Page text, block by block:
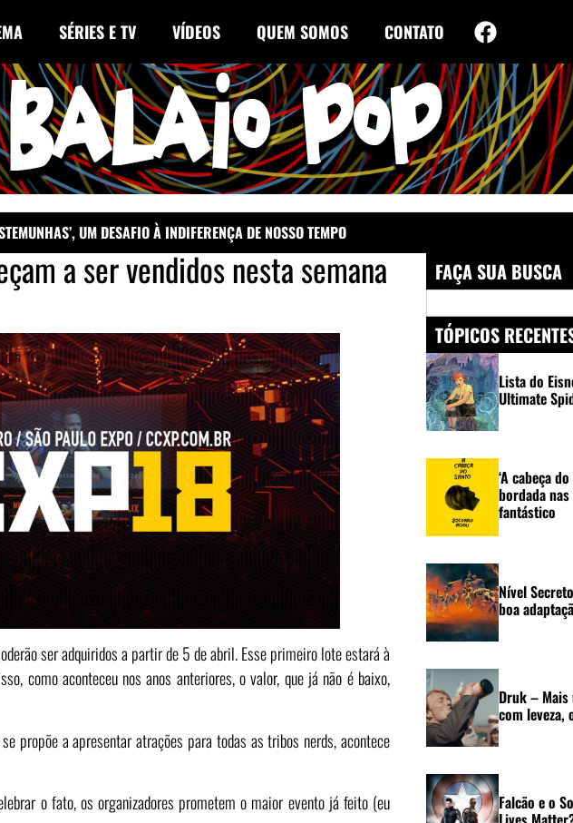
SÉRIES E TV VÍDEOS QUEM SOMOS CONTATO
UM DESAFIO À INDIFERENÇA DE NOSSO TEMPO
a ser vendidos nesta semana
ser adquiridos a partir de 5 de abril. Esse primeiro lote estará à
como aconteceu nos anos anteriores, o valor, que já não é baixo,
propõe a apresentar atrações para todas as tribos nerds, acontece
o fato, os organizadores prometem o maior evento já feito (eu
FAÇA SUA BUSCA
TÓPICOS
Lista do
Ultimate
‘A cabeça
bordada
fantástico
Nível
boa
Druk – Mais
com leveza,
Falcão e o